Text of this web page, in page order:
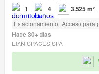
1 4 3.525 m²
Estacionamiento Acceso para
Hace 30+ días
EIAN SPACES SPA